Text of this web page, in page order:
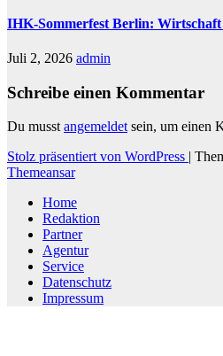
IHK-Sommerfest Berlin:
Juli 2, 2026 admin
Schreibe einen Kommentar
Du musst angemeldet sein, um einen
Stolz präsentiert von WordPress |
Themeansar
Home
Redaktion
Partner
Agentur
Service
Datenschutz
Impressum